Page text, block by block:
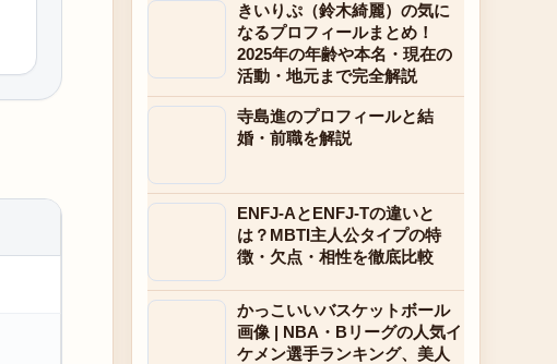
きいりぷ（鈴木綺麗）の気に
なるプロフィールまとめ！
2025年の年齢や本名・現在の
活動・地元まで完全解説
寺島進のプロフィールと結
婚・前職を解説
ENFJ-AとENFJ-Tの違いと
は？MBTI主人公タイプの特
徴・欠点・相性を徹底比較
かっこいいバスケットボール
画像 | NBA・Bリーグの人気イ
ケメン選手ランキング、美人